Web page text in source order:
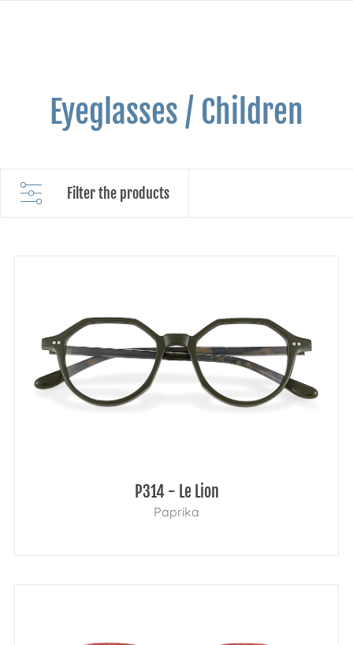
Eyeglasses / Children
P314 - Le Lion
Paprika
Filter the products